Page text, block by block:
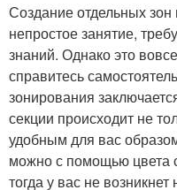
Создание отдельных
непростое занятие,
знаний. Однако это
справитесь
зонирования
секции происходит не
удобным для вас
можно с помощью цвета
тогда у вас не